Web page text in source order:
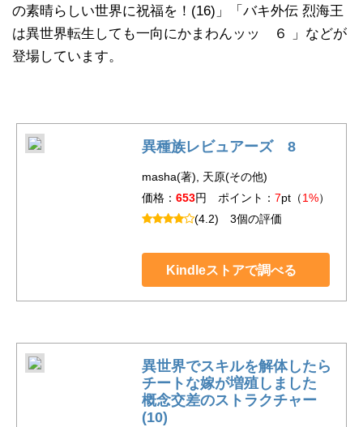
の素晴らしい世界に祝福を！(16)」「バキ外伝 烈海王
は異世界転生しても一向にかまわんッッ ６ 」などが
登場しています。
異種族レビュアーズ 8
masha(著), 天原(その他)
価格： 653円 ポイント： 7pt（1%）
(4.2) 3個の評価
Kindleストアで調べる
異世界でスキルを解体したら
チートな嫁が増殖しました
概念交差のストラクチャー
(10)